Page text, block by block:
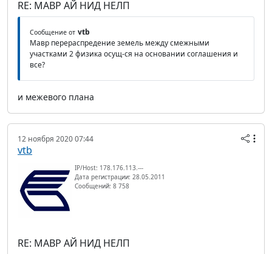
RE: МАВР АЙ НИД НЕЛП
Сообщение от vtb
Мавр перераспредение земель между смежными
участками 2 физика осущ-ся на основании соглашения и
все?
и межевого плана
12 ноября 2020 07:44
vtb
IP/Host: 178.176.113.---
Дата регистрации: 28.05.2011
Сообщений: 8 758
RE: МАВР АЙ НИД НЕЛП